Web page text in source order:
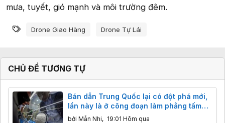
mưa, tuyết, gió mạnh và môi trường đêm.
Từ khóa
Drone Giao Hàng Drone Tự Lái
CHỦ ĐỀ TƯƠNG TỰ
Bán dẫn Trung Quốc lại có đột phá mới,
lần này là ở công đoạn làm phẳng tấm
wafer
bởi Mẫn Nhi, 19:01 Hôm qua